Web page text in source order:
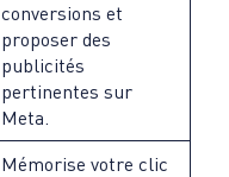
conversions et
proposer des
publicités
pertinentes sur
Meta.
Mémorise votre clic